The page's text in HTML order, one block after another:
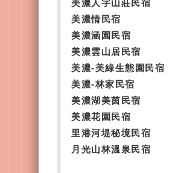
美濃人字山莊民宿
美濃情民宿
美濃涵園民宿
美濃雲山居民宿
美濃-美綠生態園民宿
美濃-林家民宿
美濃湖美茵民宿
美濃花園民宿
里港河堤秘境民宿
月光山林溫泉民宿